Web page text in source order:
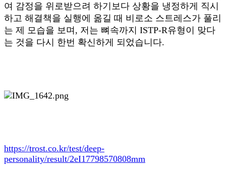
여 감정을 위로받으려 하기보다 상황을 냉정하게 직시
하고 해결책을 실행에 옮길 때 비로소 스트레스가 풀리
는 제 모습을 보며, 저는 뼈속까지 ISTP-R유형이 맞다
는 것을 다시 한번 확신하게 되었습니다.
https://trost.co.kr/test/deep-
personality/result/2eI17798570808mm